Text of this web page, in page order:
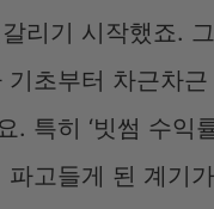
리기 시작했죠.
기초부터 차근차근
. 특히 ‘빗썸 수익
파고들게 된 계기